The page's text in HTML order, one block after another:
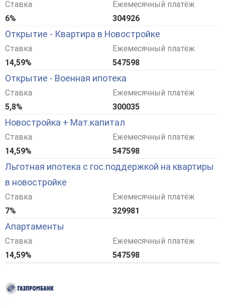
Ставка
6%
Ежемесячный платёж
304926
Открытие - Квартира в Новостройке
Ставка
14,59%
Ежемесячный платёж
547598
Открытие - Военная ипотека
Ставка
5,8%
Ежемесячный платёж
300035
Новостройка + Мат.капитал
Ставка
14,59%
Ежемесячный платёж
547598
Льготная ипотека с гос.поддержкой на квартиры
в новостройке
Ставка
7%
Ежемесячный платёж
329981
Апартаменты
Ставка
14,59%
Ежемесячный платёж
547598